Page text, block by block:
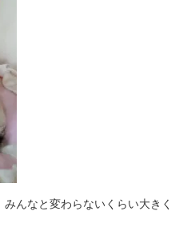
んなと変わらないくらい大きく